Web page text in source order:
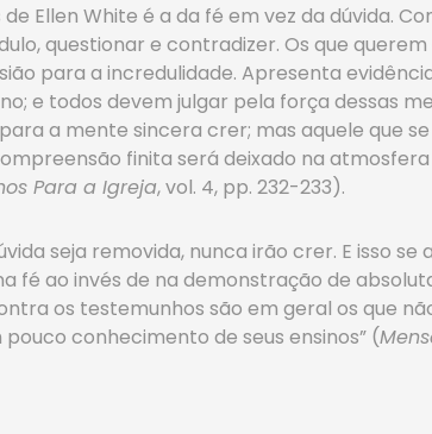
Ellen White é a da fé em vez da dúvida.
questionar e contradizer. Os que
para a incredulidade. Apresenta
e todos devem julgar pela força dessas
a mente sincera crer; mas aquele que
finita será deixado na
Para a Igreja, vol. 4, pp. 232-233).
seja removida, nunca irão crer. E isso
fé ao invés de na demonstração de
os testemunhos são em geral os que
conhecimento de seus ensinos” (